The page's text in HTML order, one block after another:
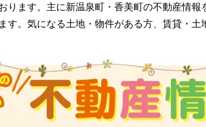
ります。主に新温泉町・香美町の不動産情
す。気になる土地・物件がある方、賃貸・